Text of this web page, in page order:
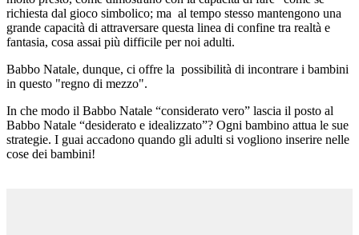
richiesta dal gioco simbolico; ma al tempo stesso mantengono una
grande capacità di attraversare questa linea di confine tra realtà e
fantasia, cosa assai più difficile per noi adulti.
Babbo Natale, dunque, ci offre la possibilità di incontrare i bambini
in questo "regno di mezzo".
In che modo il Babbo Natale “considerato vero” lascia il posto al
Babbo Natale “desiderato e idealizzato”? Ogni bambino attua le sue
strategie. I guai accadono quando gli adulti si vogliono inserire nelle
cose dei bambini!